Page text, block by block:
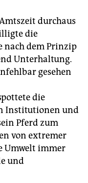
durchaus
die
nach dem Prinzip
Unterhaltung.
gesehen
die
Institutionen und
Pferd zum
von extremer
Umwelt immer
und